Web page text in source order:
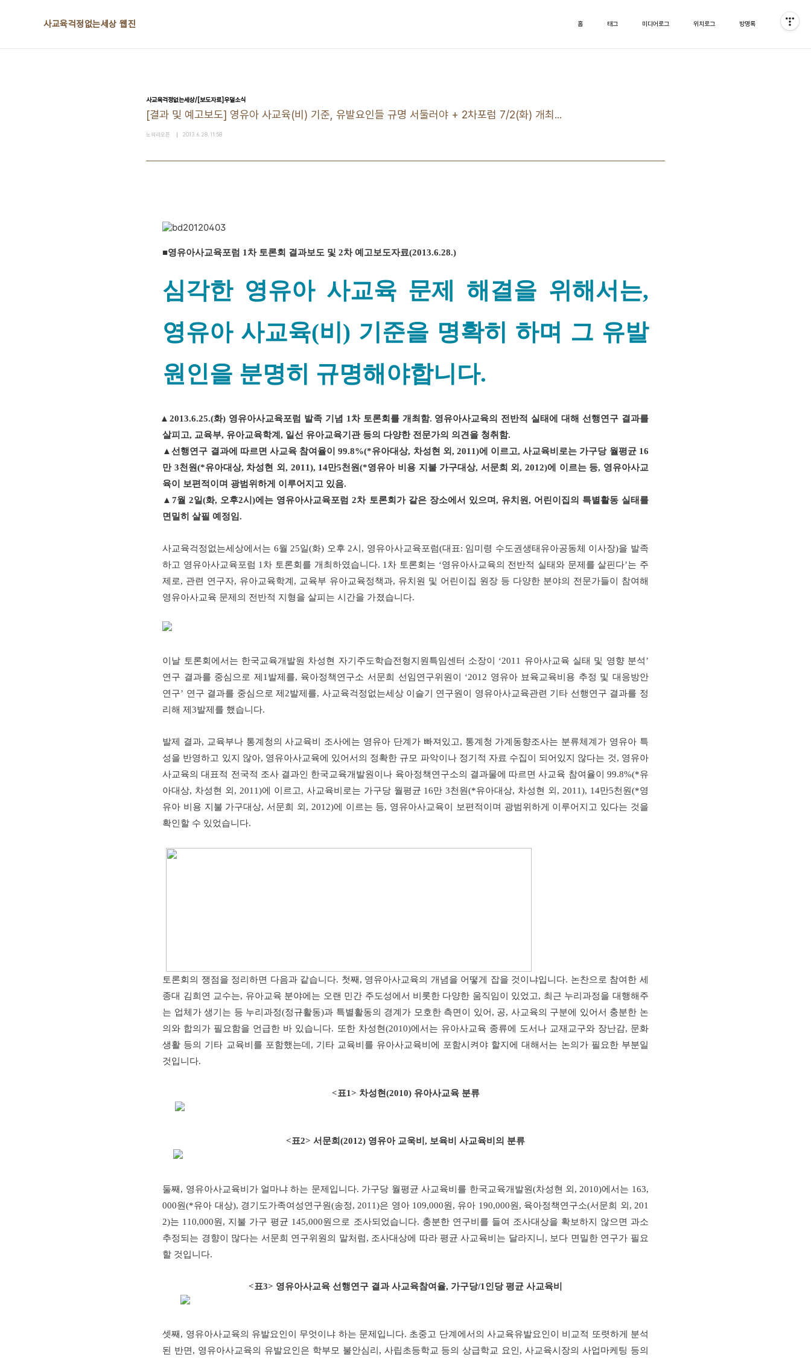
사교육걱정없는세상 웹진 홈 태그 미디어로그 위치로그 방명록
사교육걱정없는세상/[보도자료]우덜소식
[결과 및 예고보도] 영유아 사교육(비) 기준, 유발요인들 규명 서둘러야 + 2차포럼 7/2(화) 개최...
노워리오픈 2013. 6. 28. 11:58
■영유아사교육포럼 1 차 토론회 결과보도 및2차 예고보도자료(2013.6.28.)
심각한 영유아 사교육 문제 해결을 위해서는,
영유아 사교육(비) 기준을 명확히 하며 그 유발
원인을 분명히 규명해야합니다.
▲2013.6.25.(화) 영유아사교육포럼 발족 기념 1 차 토론회를 개최함. 영유아사교육의 전반적 실태에 대해 선행연구 결과를
살피고, 교육부, 유아교육학계, 일선 유아교육기관 등의 다양한 전문가의 의견을 청취함.
▲선행연구 결과에 따르면 사교육 참여율이99.8%(*유아대상, 차성현 외, 2011)에 이르고,사교육비로는 가구당 월평균 16
만 3천원(*유아대상, 차성현 외, 2011), 14만5천원(*영유아 비용 지불 가구대상, 서문희 외, 2012)에 이르는 등, 영유아사교
육이 보편적이며 광범위하게 이루어지고 있음.
▲7월2일(화, 오후2시)에는 영유아사교육포럼2차 토론회가 같은 장소에서 있으며, 유치원, 어린이집의 특별활동 실태를
면밀히 살필 예정임.
사교육걱정없는세상에서는 6월 25일(화) 오후 2시 , 영유아사교육포럼(대표: 임미령 수도권생태유아공동체 이사장)을 발족
하고 영유아사교육포럼 1 차 토론회를 개최하였습니다. 1 차 토론회는 ‘영유아사교육의 전반적 실태와 문제를 살핀다’는 주
제로, 관련 연구자, 유아교육학계 , 교육부 유아교육정책과, 유치원 및 어린이집 원장 등 다양한 분야의 전문가들이 참여해
영유아사교육 문제의 전반적 지형을 살피는 시간을 가졌습니다.
이날 토론회에서는 한국교육개발원 차성현 자기주도학습전형지원특임센터 소장이 ‘2011 유아사교육 실태 및 영향 분석’
연구 결과를 중심으로 제 1 발제를, 육아정책연구소 서문희 선임연구위원이 ‘2012 영유아 뵤육교육비용 추정 및 대응방안
연구’ 연구 결과를 중심으로 제 2발제를, 사교육걱정없는세상 이슬기 연구원이 영유아사교육관련 기타 선행연구 결과를 정
리해 제3발제를 했습니다.
발제 결과, 교육부나 통계청의 사교육비 조사에는 영유아 단계가 빠져있고, 통계청 가계동향조사는 분류체계가 영유아 특
성을 반영하고 있지 않아, 영유아사교육에 있어서의 정확한 규모 파악이나 정기적 자료 수집이 되어있지 않다는 것, 영유아
사교육의 대표적 전국적 조사 결과인 한국교육개발원이나 육아정책연구소의 결과물에 따르면 사교육 참여율이 99.8%(*유
아대상, 차성현 외 , 2011)에 이르고, 사교육비로는 가구당 월평균 16만3천원(*유아대상, 차성현 외 , 2011), 14만5천원(*영
유아 비용 지불 가구대상,서문희 외 , 2012)에 이르는 등, 영유아사교육이 보편적이며 광범위하게 이루어지고 있다는 것을
확인할 수 있었습니다.
토론회의 쟁점을 정리하면 다음과 같습니다. 첫째 , 영유아사교육의 개념을 어떻게 잡을 것이냐입니다. 논찬으로 참여한 세
종대 김희연 교수는, 유아교육 분야에는 오랜 민간 주도성에서 비롯한 다양한 움직임이 있었고, 최근 누리과정을 대행해주
는 업체가 생기는 등 누리과정(정규활동)과 특별활동의 경계가 모호한 측면이 있어 , 공, 사교육의 구분에 있어서 충분한 논
의와 합의가 필요함을 언급한 바 있습니다. 또한 차성현(2010)에서는 유아사교육 종류에 도서나 교재교구와 장난감, 문화
생활 등의 기타 교육비를 포함했는데 , 기타 교육비를 유아사교육비에 포함시켜야 할지에 대해서는 논의가 필요한 부분일
것입니다.
<표1> 차성현(2010) 유아사교육 분류
<표2> 서문희(2012) 영유아 교욱비 , 보육비 사교육비의 분류
둘째 , 영유아사교육비가 얼마냐 하는 문제입니다. 가구당 월평균 사교육비를 한국교육개발원(차성현 외 , 2010)에서는 163,
000원(*유아 대상), 경기도가족여성연구원(송정, 2011)은 영아 109,000원 , 유아 190,000원 , 육아정책연구소(서문희 외 , 201
2)는 110,000원 , 지불 가구 평균 145,000원으로 조사되었습니다. 충분한 연구비를 들여 조사대상을 확보하지 않으면 과소
추정되는 경향이 많다는 서문희 연구위원의 말처럼, 조사대상에 따라 평균 사교육비는 달라지니 , 보다 면밀한 연구가 필요
할 것입니다.
<표3> 영유아사교육 선행연구 결과 사교육참여율, 가구당/1 인당 평균 사교육비
셋째 , 영유아사교육의 유발요인이 무엇이냐 하는 문제입니다. 초중고 단계에서의 사교육유발요인이 비교적 또렷하게 분석
된 반면 , 영유아사교육의 유발요인은 학부모 불안심리 , 사립초등학교 등의 상급학교 요인 ,사교육시장의 사업마케팅 등의